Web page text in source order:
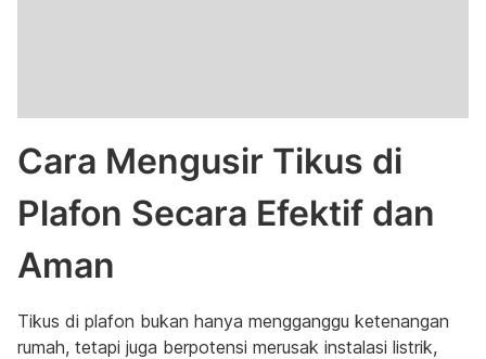
Cara Mengusir Tikus di
Plafon Secara Efektif dan
Aman
Tikus di plafon bukan hanya mengganggu ketenangan
rumah, tetapi juga berpotensi merusak instalasi listrik,